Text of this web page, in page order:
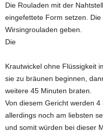
Die Rouladen mit der
eingefettete Form setzen.
Wirsingrouladen geben.
Die
Krautwickel ohne Flüssigkeit
sie zu bräunen beginnen,
weitere 45 Minuten braten.
Von diesem Gericht werden
allerdings noch am liebsten
und somit würden bei dieser